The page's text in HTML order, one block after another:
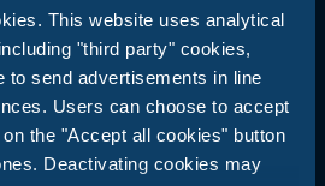
This website uses analytical
"third party" cookies,
to send advertisements in line
Users can choose to accept
the "Accept all cookies" button
Deactivating cookies may
- Abruzzo
zwischen Meer und Bergen: Stork
Abruzzen warten auf Sie für einen